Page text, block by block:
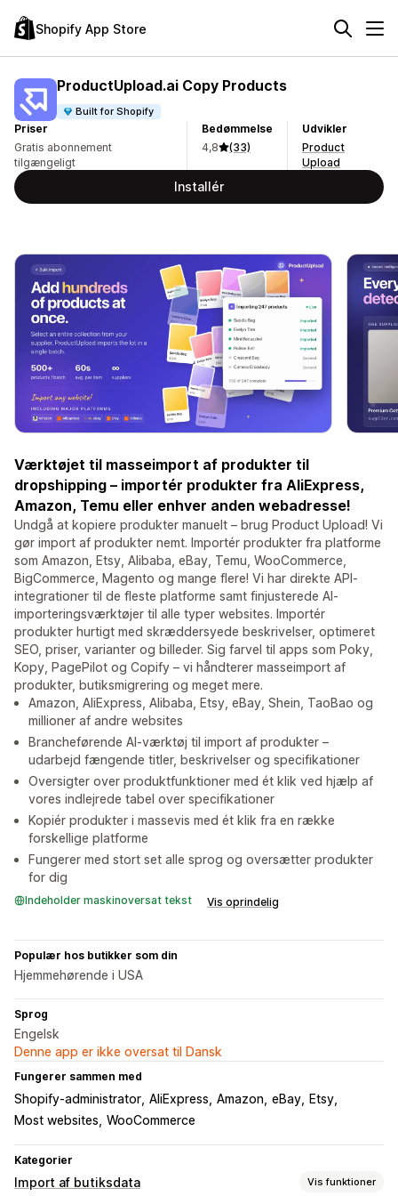
Shopify App Store
ProductUpload.ai Copy Products
Built for Shopify
Priser
Gratis abonnement
tilgængeligt
Bedømmelse
4,8
(33)
Udvikler
Product
Upload
Installér
Værktøjet til masseimport af produkter til
dropshipping – importér produkter fra AliExpress,
Amazon, Temu eller enhver anden webadresse!
Undgå at kopiere produkter manuelt – brug Product Upload! Vi
gør import af produkter nemt. Importér produkter fra platforme
som Amazon, Etsy, Alibaba, eBay, Temu, WooCommerce,
BigCommerce, Magento og mange flere! Vi har direkte API-
integrationer til de fleste platforme samt finjusterede AI-
importeringsværktøjer til alle typer websites. Importér
produkter hurtigt med skræddersyede beskrivelser, optimeret
SEO, priser, varianter og billeder. Sig farvel til apps som Poky,
Kopy, PagePilot og Copify – vi håndterer masseimport af
produkter, butiksmigrering og meget mere.
Amazon, AliExpress, Alibaba, Etsy, eBay, Shein, TaoBao og
millioner af andre websites
Brancheførende AI-værktøj til import af produkter –
udarbejd fængende titler, beskrivelser og specifikationer
Oversigter over produktfunktioner med ét klik ved hjælp af
vores indlejrede tabel over specifikationer
Kopiér produkter i massevis med ét klik fra en række
forskellige platforme
Fungerer med stort set alle sprog og oversætter produkter
for dig
Indeholder maskinoversat tekst Vis oprindelig
Populær hos butikker som din
Hjemmehørende i USA
Sprog
Engelsk
Denne app er ikke oversat til Dansk
Fungerer sammen med
Shopify-administrator AliExpress Amazon eBay
Etsy
Most websites WooCommerce
Kategorier
Import af butiksdata Vis funktioner